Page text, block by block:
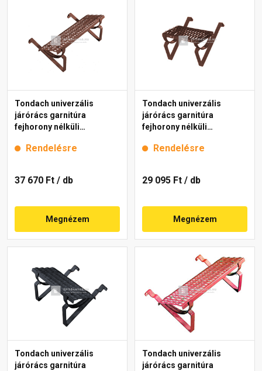
Tondach univerzális
járórács garnitúra
fejhorony nélküli
Rendelésre
37 670 Ft / db
Megnézem
Tondach univerzális
járórács garnitúra
fejhorony nélküli
Rendelésre
29 095 Ft / db
Megnézem
Tondach univerzális
járórács garnitúra
Tondach univerzális
járórács garnitúra